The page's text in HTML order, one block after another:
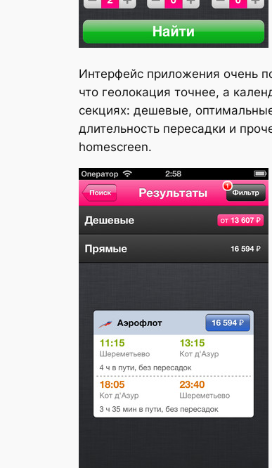
Интерфейс приложения очень
что геолокация точнее, а
секциях: дешевые,
длительность пересадки и
homescreen.